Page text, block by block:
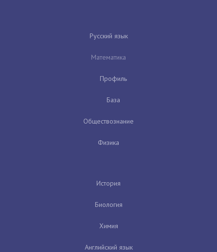
Русский язык
Математика
Профиль
База
Обществознание
Физика
История
Биология
Химия
Английский язык